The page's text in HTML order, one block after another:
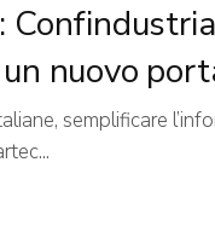
nuovo
semplificare